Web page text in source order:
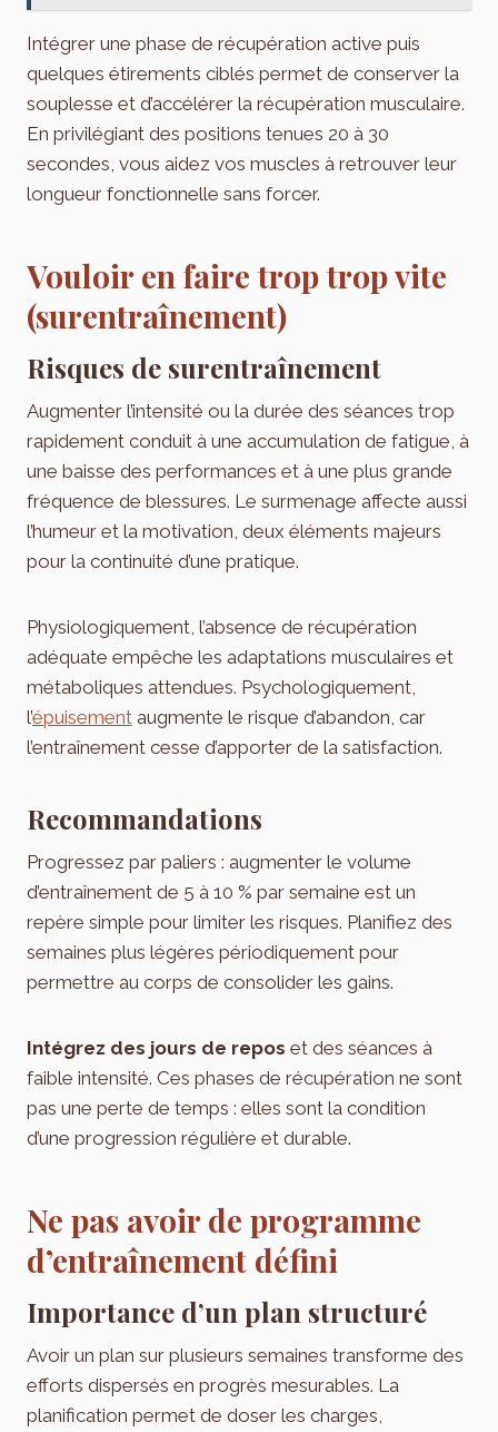
Intégrer une phase de récupération active puis
quelques étirements ciblés permet de conserver la
souplesse et d’accélérer la récupération musculaire.
En privilégiant des positions tenues 20 à 30
secondes, vous aidez vos muscles à retrouver leur
longueur fonctionnelle sans forcer.
Vouloir en faire trop trop vite
(surentraînement)
Risques de surentraînement
Augmenter l’intensité ou la durée des séances trop
rapidement conduit à une accumulation de fatigue, à
une baisse des performances et à une plus grande
fréquence de blessures. Le surmenage affecte aussi
l’humeur et la motivation, deux éléments majeurs
pour la continuité d’une pratique.
Physiologiquement, l’absence de récupération
adéquate empêche les adaptations musculaires et
métaboliques attendues. Psychologiquement,
l’épuisement augmente le risque d’abandon, car
l’entraînement cesse d’apporter de la satisfaction.
Recommandations
Progressez par paliers : augmenter le volume
d’entraînement de 5 à 10 % par semaine est un
repère simple pour limiter les risques. Planifiez des
semaines plus légères périodiquement pour
permettre au corps de consolider les gains.
Intégrez des jours de repos et des séances à
faible intensité. Ces phases de récupération ne sont
pas une perte de temps : elles sont la condition
d’une progression régulière et durable.
Ne pas avoir de programme
d’entraînement défini
Importance d’un plan structuré
Avoir un plan sur plusieurs semaines transforme des
efforts dispersés en progrès mesurables. La
planification permet de doser les charges,